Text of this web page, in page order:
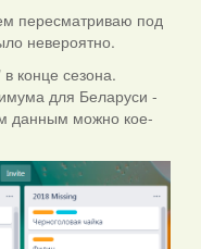
пересматриваю под
невероятно.
конце сезона.
для Беларуси -
данным можно кое-